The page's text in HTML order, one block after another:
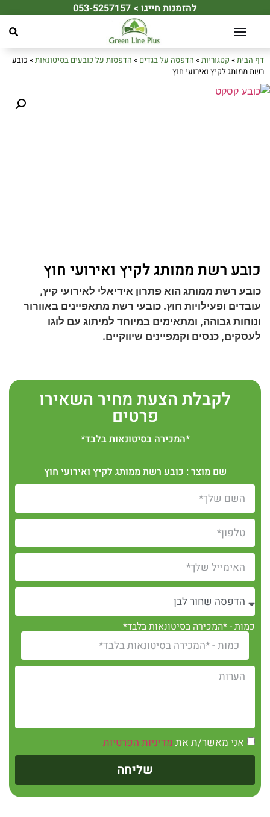
להזמנות חייגו > 053-5257157
דף הבית» קטגוריות» הדפסה על בגדים » הדפסות על כובעים בסיטונאות» כובע
רשת ממותג לקיץ ואירועי חוץ
כובע רשת ממותג לקיץ ואירועי חוץ
כובע רשת ממותג הוא פתרון אידיאלי לאירועי קיץ,
עובדים ופעילויות חוץ. כובעי רשת מתאפיינים באוורור
ונוחות גבוהה, ומתאימים במיוחד למיתוג עם לוגו
לעסקים, כנסים וקמפיינים שיווקיים.
לקבלת הצעת מחיר השאירו
פרטים
*המכירה בסיטונאות בלבד*
שם מוצר : כובע רשת ממותג לקיץ ואירועי חוץ
כמות - *המכירה בסיטונאות בלבד*
אני מאשר/ת את מדיניות הפרטיות
שליחה